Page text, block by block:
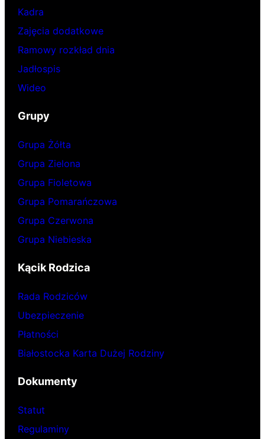
Kadra
Zajęcia dodatkowe
Ramowy rozkład dnia
Jadłospis
Wideo
Grupy
Grupa Żółta
Grupa Zielona
Grupa Fioletowa
Grupa Pomarańczowa
Grupa Czerwona
Grupa Niebieska
Kącik Rodzica
Rada Rodziców
Ubezpieczenie
Płatności
Białostocka Karta Dużej Rodziny
Dokumenty
Statut
Regulaminy